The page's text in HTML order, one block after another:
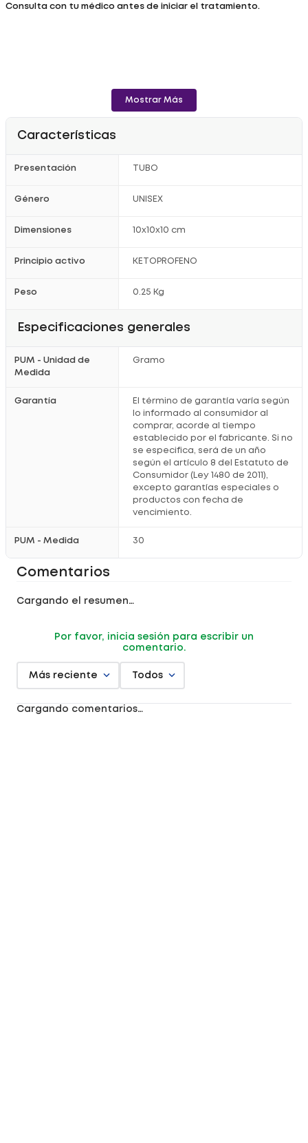
Consulta con tu médico antes de iniciar el tratamiento.
Mostrar Más
Características
Presentación TUBO
Género UNISEX
Dimensiones 10x10x10 cm
Principio activo KETOPROFENO
Peso 0.25 Kg
Especificaciones generales
PUM - Unidad de
Medida
Gramo
Garantía
El término de garantía varía según
lo informado al consumidor al
comprar, acorde al tiempo
establecido por el fabricante. Si no
se especifica, será de un año
según el artículo 8 del Estatuto de
Consumidor (Ley 1480 de 2011),
excepto garantías especiales o
productos con fecha de
vencimiento.
PUM - Medida 30
Comentarios
Cargando el resumen…
Por favor, inicia sesión para escribir un
comentario.
Más reciente Todos
Cargando comentarios…